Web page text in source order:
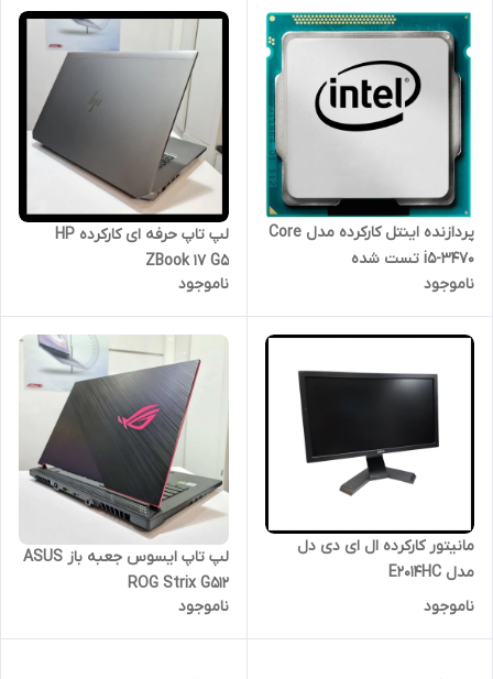
پردازنده اینتل کارکرده مدل Core
i5-3470 تست شده
ناموجود
لپ تاپ حرفه ای کارکرده HP
ZBook 17 G5
ناموجود
مانیتور کارکرده ال ای دی دل
مدل E2014HC
ناموجود
لپ ‌تاپ ایسوس جعبه باز ASUS
ROG Strix G512
ناموجود